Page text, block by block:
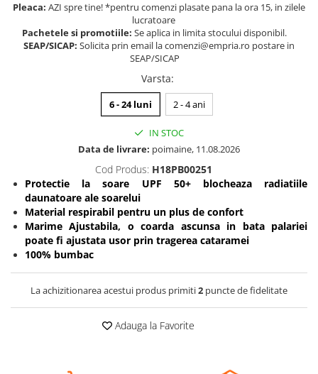
Accesorii plaja
Puericultura mare
Carucioare si scaune auto
Tarcuri copii / bebelusi
Ingrijire bebe si mama
Igiena si ingrijire bebelusi
Accesorii bebelusi / nou-nascuti
Perne si saltele bebelusi
Diversificare bebelusi
Baia bebelusului
Maternitate
Jucarii copii si jocuri educative
Jucarii bebelusi
Pleaca: AZI spre tine! *pentru comenzi plasate pana la ora 15, in zilele
lucratoare
Pachetele si promotiile: Se aplica in limita stocului disponibil.
SEAP/SICAP: Solicita prin email la comenzi@empria.ro postare in
SEAP/SICAP
Varsta:
6 - 24 luni 2 - 4 ani
IN STOC
Data de livrare: poimaine, 11.08.2026
Cod Produs: H18PB00251
Protectie la soare UPF 50+ blocheaza radiatiile
daunatoare ale soarelui
Material respirabil pentru un plus de confort
Marime Ajustabila, o coarda ascunsa in bata palariei
poate fi ajustata usor prin tragerea cataramei
100% bumbac
La achizitionarea acestui produs primiti2 puncte de fidelitate
Adauga la Favorite